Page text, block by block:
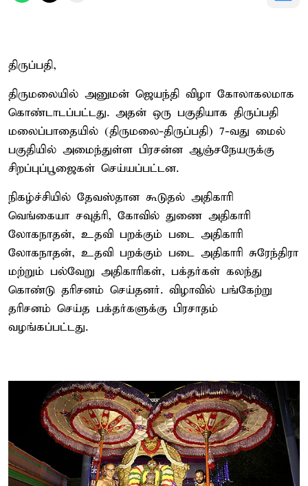
திருப்பதி,
திருமலையில் அனுமன் ஜெயந்தி விழா கோலாகலமாக
கொண்டாடப்பட்டது. அதன் ஒரு பகுதியாக திருப்பதி
மலைப்பாதையில் (திருமலை-திருப்பதி) 7-வது மைல்
பகுதியில் அமைந்துள்ள பிரசன்ன ஆஞ்சநேயருக்கு
சிறப்புப்பூஜைகள் செய்யப்பட்டன.
நிகழ்ச்சியில் தேவஸ்தான கூடுதல் அதிகாரி
வெங்கையா சவுத்ரி, கோவில் துணை அதிகாரி
லோகநாதன், உதவி பறக்கும் படை அதிகாரி
லோகநாதன், உதவி பறக்கும் படை அதிகாரி சுரேந்திரா
மற்றும் பல்வேறு அதிகாரிகள், பக்தர்கள் கலந்து
கொண்டு தரிசனம் செய்தனர். விழாவில் பங்கேற்று
தரிசனம் செய்த பக்தர்களுக்கு பிரசாதம்
வழங்கப்பட்டது.